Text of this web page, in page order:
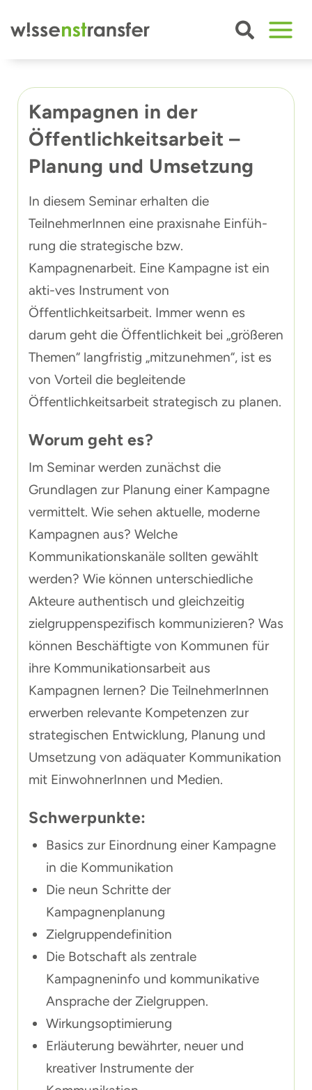
springen
Kampagnen in der
Öffentlichkeitsarbeit –
Planung und Umsetzung
In diesem Seminar erhalten die
TeilnehmerInnen eine praxisnahe Einfüh-
rung die strategische bzw.
Kampagnenarbeit. Eine Kampagne ist ein
akti-ves Instrument von
Öffentlichkeitsarbeit. Immer wenn es
darum geht die Öffentlichkeit bei „größeren
Themen“ langfristig „mitzunehmen“, ist es
von Vorteil die begleitende
Öffentlichkeitsarbeit strategisch zu planen.
Worum geht es?
Im Seminar werden zunächst die
Grundlagen zur Planung einer Kampagne
vermittelt. Wie sehen aktuelle, moderne
Kampagnen aus? Welche
Kommunikationskanäle sollten gewählt
werden? Wie können unterschiedliche
Akteure authentisch und gleichzeitig
zielgruppenspezifisch kommunizieren? Was
können Beschäftigte von Kommunen für
ihre Kommunikationsarbeit aus
Kampagnen lernen? Die TeilnehmerInnen
erwerben relevante Kompetenzen zur
strategischen Entwicklung, Planung und
Umsetzung von adäquater Kommunikation
mit EinwohnerInnen und Medien.
Schwerpunkte:
Basics zur Einordnung einer Kampagne
in die Kommunikation
Die neun Schritte der
Kampagnenplanung
Zielgruppendefinition
Die Botschaft als zentrale
Kampagneninfo und kommunikative
Ansprache der Zielgruppen.
Wirkungsoptimierung
Erläuterung bewährter, neuer und
kreativer Instrumente der